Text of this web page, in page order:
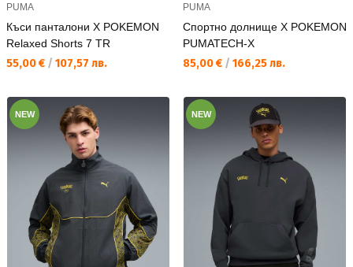
PUMA
Къси панталони X POKEMON
Relaxed Shorts 7 TR
Текуща цена:
55,00 € / 107,57 лв.
PUMA
Спортно долнище X POKEMON
PUMATECH-X
Текуща цена:
85,00 € / 166,25 лв.
NEW NEW